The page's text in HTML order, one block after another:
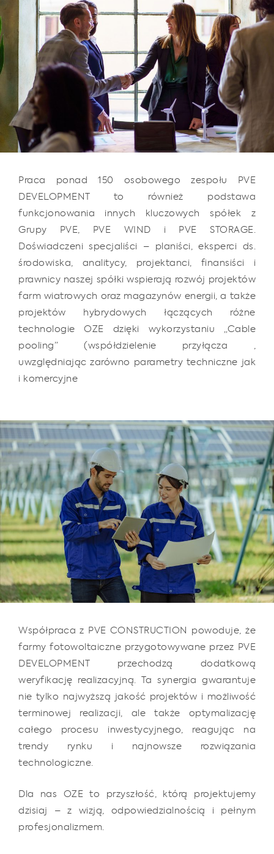
Praca ponad 150 osobowego zespołu PVE
DEVELOPMENT to również podstawa
funkcjonowania innych kluczowych spółek z
Grupy PVE, PVE WIND i PVE STORAGE.
Doświadczeni specjaliści – planiści, eksperci ds.
środowiska, analitycy, projektanci, finansiści i
prawnicy naszej spółki wspierają rozwój projektów
farm wiatrowych oraz magazynów energii, a także
projektów hybrydowych łączących różne
technologie OZE dzięki wykorzystaniu „Cable
pooling” (współdzielenie przyłącza ,
uwzględniając zarówno parametry techniczne jak
i komercyjne
Współpraca z PVE CONSTRUCTION powoduje, że
farmy fotowoltaiczne przygotowywane przez PVE
DEVELOPMENT przechodzą dodatkową
weryfikację realizacyjną. Ta synergia gwarantuje
nie tylko najwyższą jakość projektów i możliwość
terminowej realizacji, ale także optymalizację
całego procesu inwestycyjnego, reagując na
trendy rynku i najnowsze rozwiązania
technologiczne.
Dla nas OZE to przyszłość, którą projektujemy
dzisiaj – z wizją, odpowiedzialnością i pełnym
profesjonalizmem.